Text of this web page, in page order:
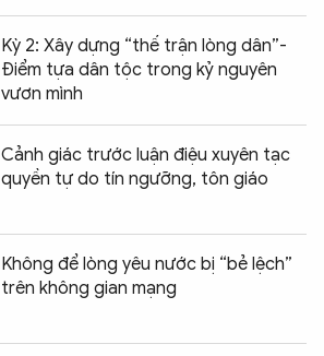
Kỳ 2: Xây dựng “thế trận lòng dân”-
Điểm tựa dân tộc trong kỷ nguyên
vươn mình
Cảnh giác trước luận điệu xuyên tạc
quyền tự do tín ngưỡng, tôn giáo
Không để lòng yêu nước bị “bẻ lệch”
trên không gian mạng